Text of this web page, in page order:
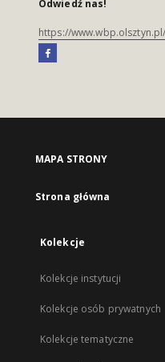
Odwiedź nas!
https://www.wbp.olsztyn.pl/
MAPA STRONY
Strona główna
Kolekcje
Kolekcje instytucji
Kolekcje osób prywatnych
Kolekcje tematyczne